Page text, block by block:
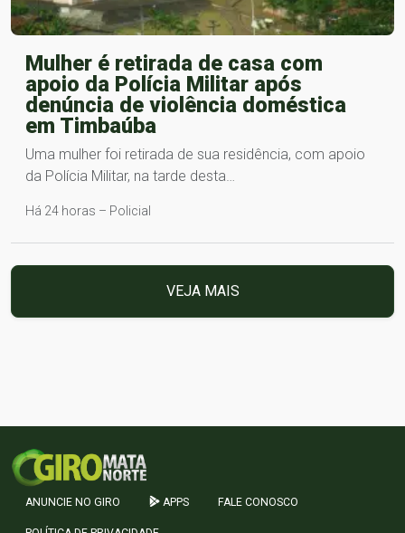
Mulher é retirada de casa com
apoio da Polícia Militar após
denúncia de violência doméstica
em Timbaúba
Uma mulher foi retirada de sua residência, com apoio
da Polícia Militar, na tarde desta…
Há 24 horas – Policial
VEJA MAIS
ANUNCIE NO GIRO APPS FALE CONOSCO